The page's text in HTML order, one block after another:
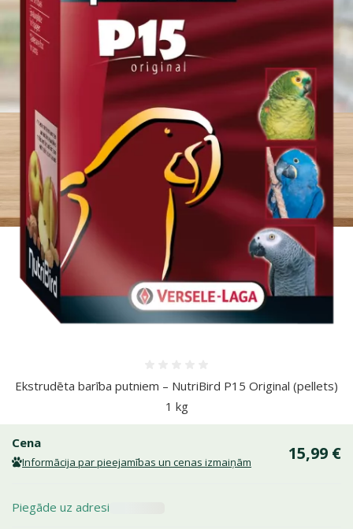
Ekstrudēta barība putniem – NutriBird P15 Original (pellets)
1 kg
Cena
Informācija par pieejamības un cenas izmaiņām 15,99 €
Piegāde uz adresi